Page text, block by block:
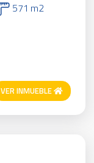
571 m2
VER INMUEBLE